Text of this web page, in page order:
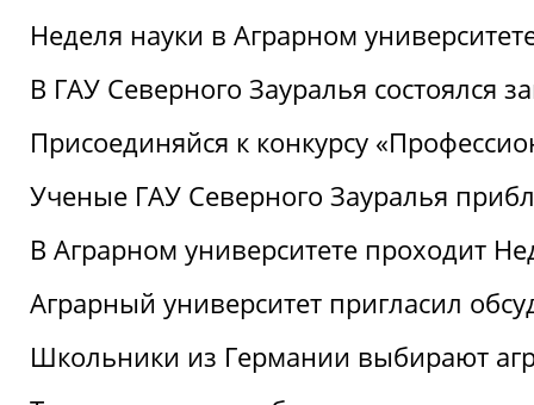
Неделя науки в Аграрном
В ГАУ Северного Зауралья
Присоединяйся к конкурсу
Ученые ГАУ Северного Зауралья
В Аграрном университете проходит
Аграрный университет пригласил
Школьники из Германии выбирают